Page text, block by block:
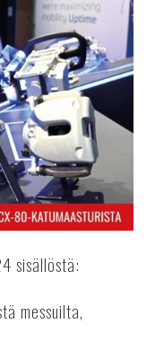
sisällöstä:
messuilta,